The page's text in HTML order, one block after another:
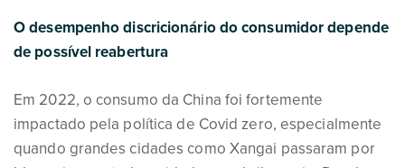
O desempenho discricionário do consumidor depende
de possível reabertura
Em 2022, o consumo da China foi fortemente
impactado pela política de Covid zero, especialmente
quando grandes cidades como Xangai passaram por